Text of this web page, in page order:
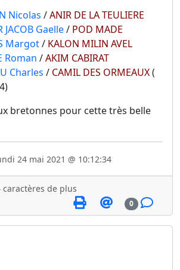
Nicolas /ANIR DE LA TEULIERE
JACOB Gaelle/ POD MADE
Margot/ KALON MILIN AVEL
Roman /AKIM CABIRAT
Charles / CAMIL DES ORMEAUX(
bretonnes pour cette très belle
24 mai 2021 @ 10:12:34
caractères de plus
0